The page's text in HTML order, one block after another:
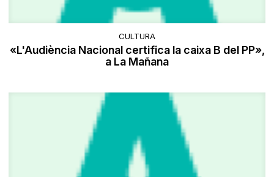
CULTURA
«L'Audiència Nacional certifica la caixa B del PP»,
a La Mañana